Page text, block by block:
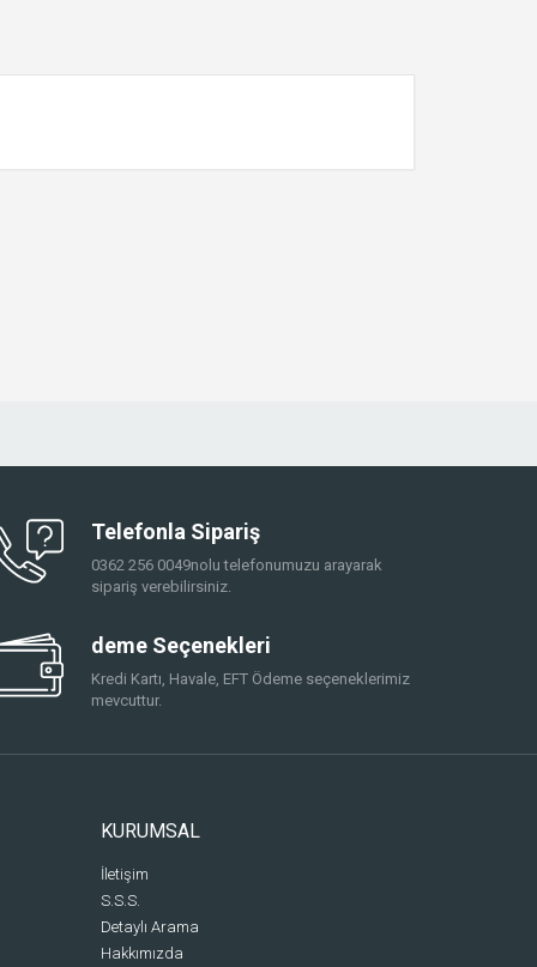
Telefonla Sipariş
0362 256 0049nolu telefonumuzu arayarak
sipariş verebilirsiniz.
deme Seçenekleri
Kredi Kartı, Havale, EFT Ödeme seçeneklerimiz
mevcuttur.
KURUMSAL
İletişim
S.S.S.
Detaylı Arama
Hakkımızda